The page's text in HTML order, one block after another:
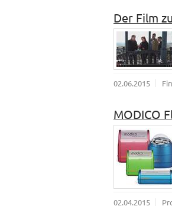
Der Film
02.06.2015
MODICO
02.04.2015